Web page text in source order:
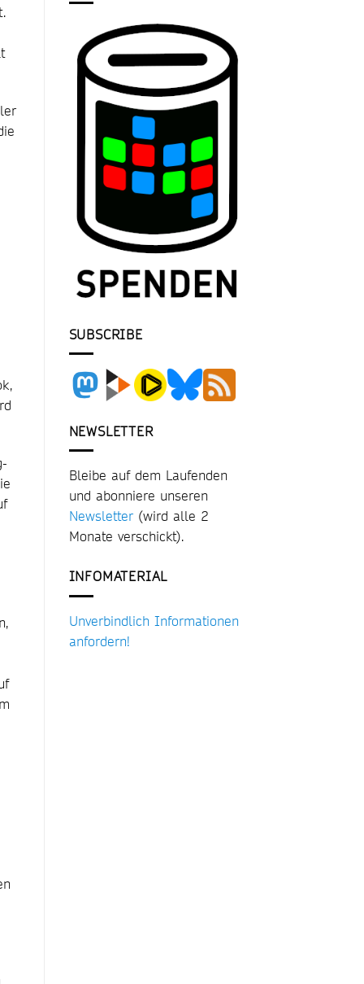
SUBSCRIBE
NEWSLETTER
Bleibe auf dem Laufenden
und abonniere unseren
Newsletter(wird alle 2
Monate verschickt).
INFOMATERIAL
Unverbindlich Informationen
anfordern!